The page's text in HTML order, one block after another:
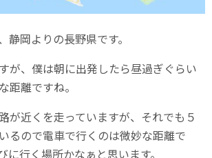
静岡よりの長野県です。
が、僕は朝に出発したら昼過ぎぐらい
距離ですね。
が近くを走っていますが、それでも５
るので電車で行くのは微妙な距離で
に行く場所かなぁと思います。